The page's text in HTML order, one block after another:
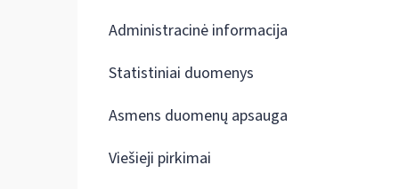
Administracinė informacija
Statistiniai duomenys
Asmens duomenų apsauga
Viešieji pirkimai